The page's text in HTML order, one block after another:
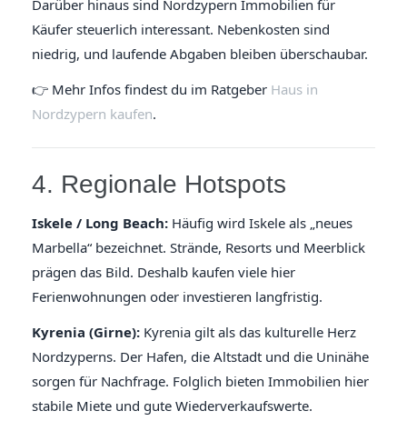
Darüber hinaus sind Nordzypern Immobilien für
Käufer steuerlich interessant. Nebenkosten sind
niedrig, und laufende Abgaben bleiben überschaubar.
👉 Mehr Infos findest du im Ratgeber Haus in
Nordzypern kaufen.
4. Regionale Hotspots
Iskele / Long Beach: Häufig wird Iskele als „neues
Marbella“ bezeichnet. Strände, Resorts und Meerblick
prägen das Bild. Deshalb kaufen viele hier
Ferienwohnungen oder investieren langfristig.
Kyrenia (Girne): Kyrenia gilt als das kulturelle Herz
Nordzyperns. Der Hafen, die Altstadt und die Uninähe
sorgen für Nachfrage. Folglich bieten Immobilien hier
stabile Miete und gute Wiederverkaufswerte.